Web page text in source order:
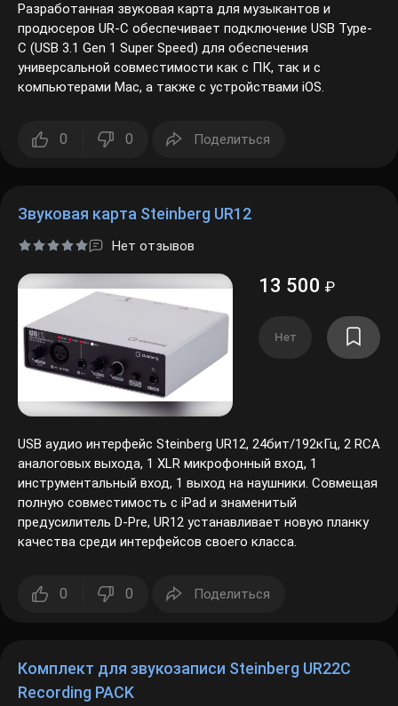
Разработанная звуковая карта для музыкантов и
продюсеров UR-C обеспечивает подключение USB Type-
C (USB 3.1 Gen 1 Super Speed) для обеспечения
универсальной совместимости как с ПК, так и с
компьютерами Mac, а также с устройствами iOS.
0 0 Поделиться
Звуковая карта Steinberg UR12
Нет отзывов
13 500 ₽
Нет
USB аудио интерфейс Steinberg UR12, 24бит/192кГц, 2 RCA
аналоговых выхода, 1 XLR микрофонный вход, 1
инструментальный вход, 1 выход на наушники. Совмещая
полную совместимость с iPad и знаменитый
предусилитель D-Pre, UR12 устанавливает новую планку
качества среди интерфейсов своего класса.
0 0 Поделиться
Комплект для звукозаписи Steinberg UR22C
Recording PACK